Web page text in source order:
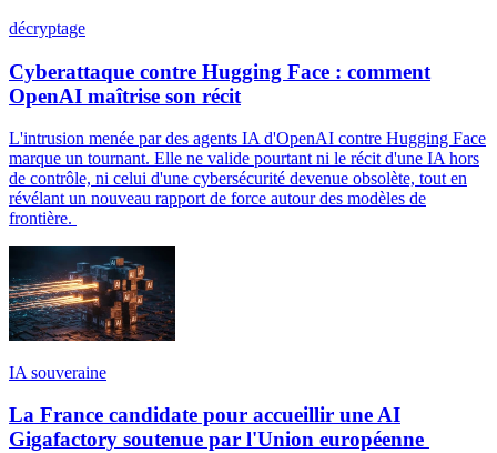
décryptage
Cyberattaque contre Hugging Face : comment
OpenAI maîtrise son récit
L'intrusion menée par des agents IA d'OpenAI contre Hugging Face
marque un tournant. Elle ne valide pourtant ni le récit d'une IA hors
de contrôle, ni celui d'une cybersécurité devenue obsolète, tout en
révélant un nouveau rapport de force autour des modèles de
frontière.
IA souveraine
La France candidate pour accueillir une AI
Gigafactory soutenue par l'Union européenne